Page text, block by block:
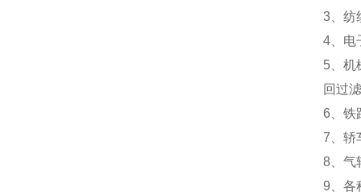
3、纺
4、电
5、机
回过
6、铁
7、轿
8、气
9、各